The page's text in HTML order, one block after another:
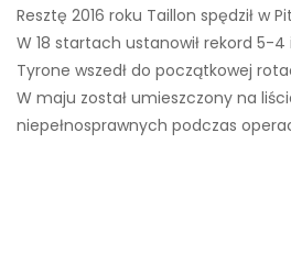
Resztę 2016 roku Taillon spędził w
W 18 startach ustanowił rekord 5-4 i
Tyrone wszedł do początkowej
W maju został umieszczony na
niepełnosprawnych podczas